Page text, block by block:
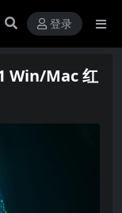
登录
Win/Mac 红